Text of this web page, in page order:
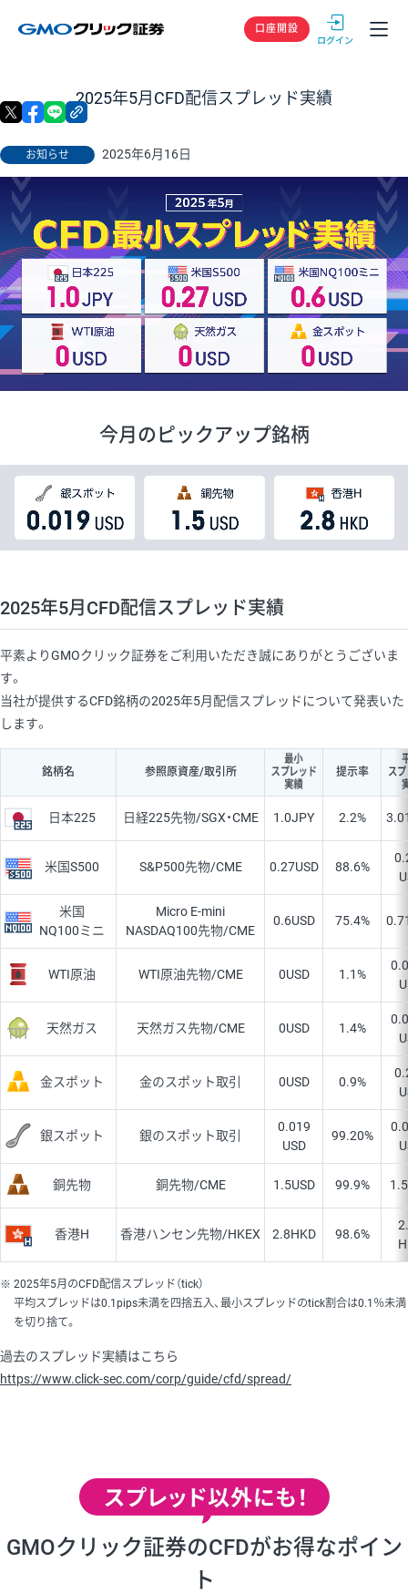
GMOクリック
口座開設
2025年5月CFD配信スプレッド実績
お知らせ 2025年6月16日
X facebook
今月のピックアップ銘柄
2025年5月CFD配信スプレッド実績
平素よりGMOクリック証券をご利用いただき誠にありがとうございま
す。
当社が提供するCFD銘柄の2025年5月配信スプレッドについて発表いた
します。
銘柄名 参照原資産/取引所
最小
スプレッド
実績
提示率
ス
日本225 日経225先物/SGX・CME 1.0JPY 2.2%
米国S500 S&P500先物/CME 0.27USD 88.6%
米国
NQ100ミニ
Micro E-mini
NASDAQ100先物/CME
0.6USD 75.4%
WTI原油 WTI原油先物/CME 0USD 1.1%
天然ガス 天然ガス先物/CME 0USD 1.4%
金スポット 金のスポット取引 0USD 0.9%
銀スポット 銀のスポット取引
0.019
USD
99.20%
銅先物 銅先物/CME 1.5USD 99.9% 1.5
香港H 香港ハンセン先物/HKEX 2.8HKD 98.6%
2025年5月のCFD配信スプレッド（tick）
平均スプレッドは0.1pips未満を四捨五入、最小スプレッドのtick割合は0.1％未満
を切り捨て。
過去のスプレッド実績はこちら
https://www.click-sec.com/corp/guide/cfd/spread/
GMOクリック証券のCFDがお得なポイン
ト